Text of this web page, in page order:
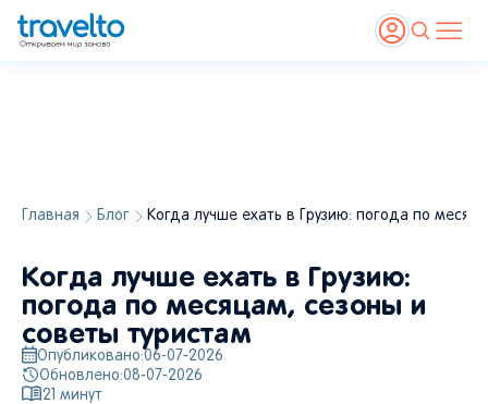
Главная Блог Когда лучше ехать в Грузию: погода по
Когда лучше ехать в Грузию:
погода по месяцам, сезоны и
советы туристам
Опубликовано:06-07-2026
Обновлено:08-07-2026
21 минут